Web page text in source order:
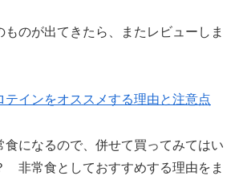
ものが出てきたら、またレビューしま
テインをオススメする理由と注意点
食になるので、併せて買ってみてはい
非常食としておすすめする理由をま